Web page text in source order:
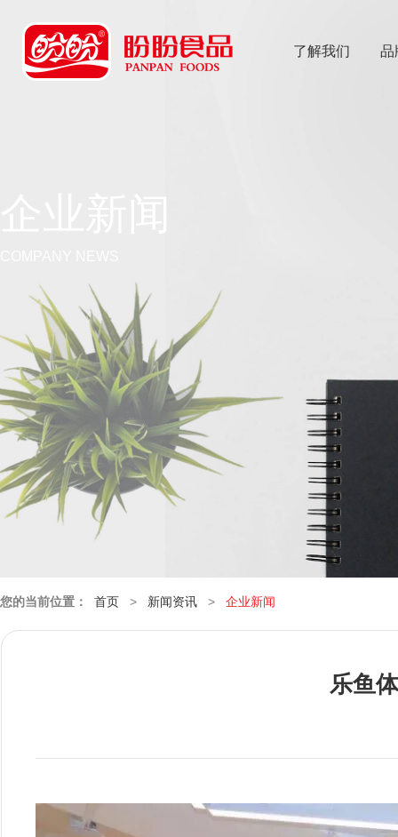
了解我们 品
您的当前位置： 首页 > 新闻资讯 > 企业新闻
乐鱼